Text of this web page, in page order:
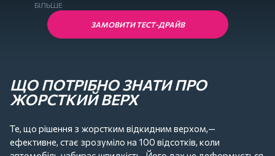
представили світу у 2011 році.
І це підтверджують чисельні користувачі по всьому
замовите тест-драйв суперкара.
те, чому жорсткий верх кабріолета став справжнім
відкриттям, як Ferrari 458 Spider може набрати
БІЛЬШЕ
ЗАМОВИТИ ТЕСТ-ДРАЙВ
ЩО ПОТРІБНО ЗНАТИ ПРО
ЖОРСТКИЙ ВЕРХ
Те, що рішення з жорстким відкидним верхом,—
ефективне, стає зрозуміло на 100 відсотків, коли